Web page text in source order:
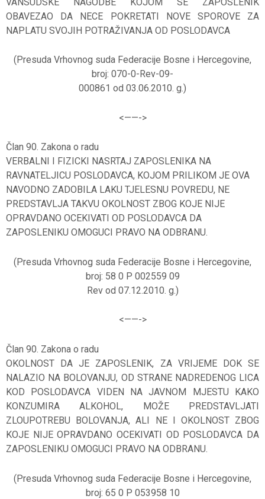
OBAVEZAO DA NECE POKRETATI NOVE SPOROVE ZA
NAPLATU SVOJIH POTRAŽIVANJA OD POSLODAVCA
(Presuda Vrhovnog suda Federacije Bosne i Hercegovine,
broj: 070-0-Rev-09-
000861 od 03.06.2010. g.)
<——->
Član 90. Zakona o radu
VERBALNI I FIZICKI NASRTAJ ZAPOSLENIKA NA
RAVNATELJICU POSLODAVCA, KOJOM PRILIKOM JE OVA
NAVODNO ZADOBILA LAKU TJELESNU POVREDU, NE
PREDSTAVLJA TAKVU OKOLNOST ZBOG KOJE NIJE
OPRAVDANO OCEKIVATI OD POSLODAVCA DA
ZAPOSLENIKU OMOGUCI PRAVO NA ODBRANU.
(Presuda Vrhovnog suda Federacije Bosne i Hercegovine,
broj: 58 0 P 002559 09
Rev od 07.12.2010. g.)
<——->
Član 90. Zakona o radu
OKOLNOST DA JE ZAPOSLENIK, ZA VRIJEME DOK SE
NALAZIO NA BOLOVANJU, OD STRANE NADREDENOG LICA
KOD POSLODAVCA VIDEN NA JAVNOM MJESTU KAKO
KONZUMIRA ALKOHOL, MOŽE PREDSTAVLJATI
ZLOUPOTREBU BOLOVANJA, ALI NE I OKOLNOST ZBOG
KOJE NIJE OPRAVDANO OCEKIVATI OD POSLODAVCA DA
ZAPOSLENIKU OMOGUCI PRAVO NA ODBRANU.
(Presuda Vrhovnog suda Federacije Bosne i Hercegovine,
broj: 65 0 P 053958 10